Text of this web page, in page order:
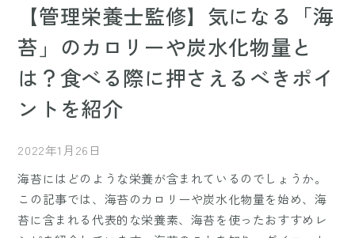
【管理栄養士監修】気になる「海
苔」のカロリーや炭水化物量と
は？食べる際に押さえるべきポイ
ントを紹介
2022年1月26日
海苔にはどのような栄養が含まれているのでしょうか。
この記事では、海苔のカロリーや炭水化物量を始め、海
苔に含まれる代表的な栄養素、海苔を使ったおすすめレ